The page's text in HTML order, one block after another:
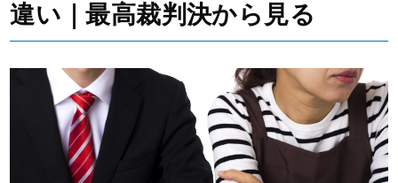
違い｜最高裁判決から見る